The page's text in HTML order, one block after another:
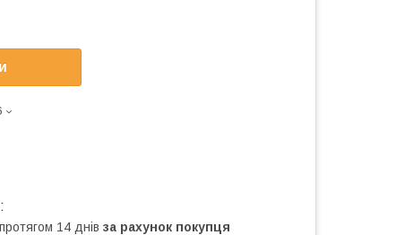
14 днів за рахунок покупця